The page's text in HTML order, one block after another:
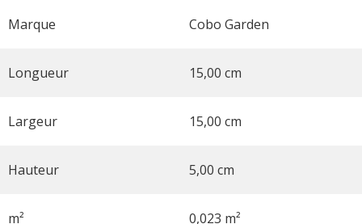
Marque Cobo Garden
Longueur 15,00 cm
Largeur 15,00 cm
Hauteur 5,00 cm
m² 0,023 m²